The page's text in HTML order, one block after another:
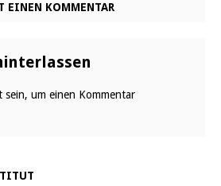
EINEN KOMMENTAR
sein, um einen Kommentar